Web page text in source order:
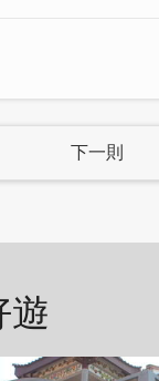
好的事物，一直
。
富的歷史文化
下一則
遊